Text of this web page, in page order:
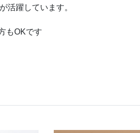
活躍しています。
もOKです